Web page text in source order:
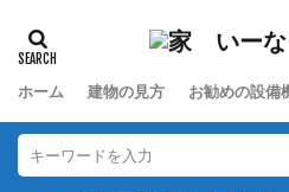
ホーム 建物の見方 お勧めの設備